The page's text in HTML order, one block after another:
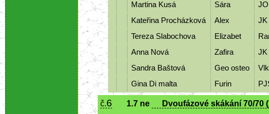
Martina Kusá
Sára
Kateřina Procházková
Alex
JK
Tereza Slabochova
Elizabet
Anna Nová
Zafira
JK
Sandra Baštová
Geo osteo
Gina Di malta
Furin
č.6 1.7 ne Dvoufázové skákání 70/70